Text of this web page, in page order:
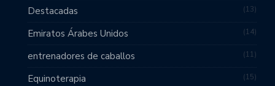
Destacadas 13
Emiratos Árabes Unidos 14
entrenadores de caballos 11
Equinoterapia 15